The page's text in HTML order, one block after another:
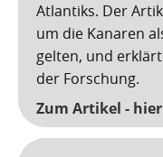
Atlantiks. Der
um die Kanaren
gelten, und
der Forschung.
Zum Artikel -